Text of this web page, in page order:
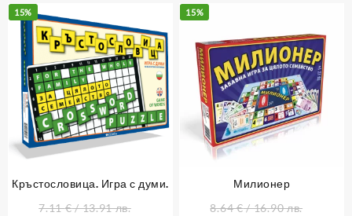
15%
Кръстословица. Игра с думи.
7.11€/ 13.91 лв.
15%
Милионер
8.64€/ 16.90 лв.